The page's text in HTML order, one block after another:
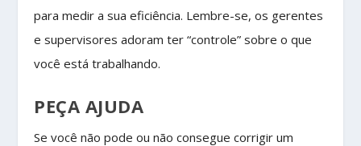
para medir a sua eficiência. Lembre-se, os gerentes
e supervisores adoram ter “controle” sobre o que
você está trabalhando.
PEÇA AJUDA
Se você não pode ou não consegue corrigir um